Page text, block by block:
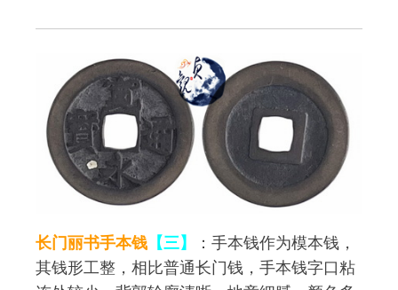
长门丽书手本钱 【三】
：手本钱作为模本钱，
其钱形工整，相比普通长门钱，手本钱字口粘